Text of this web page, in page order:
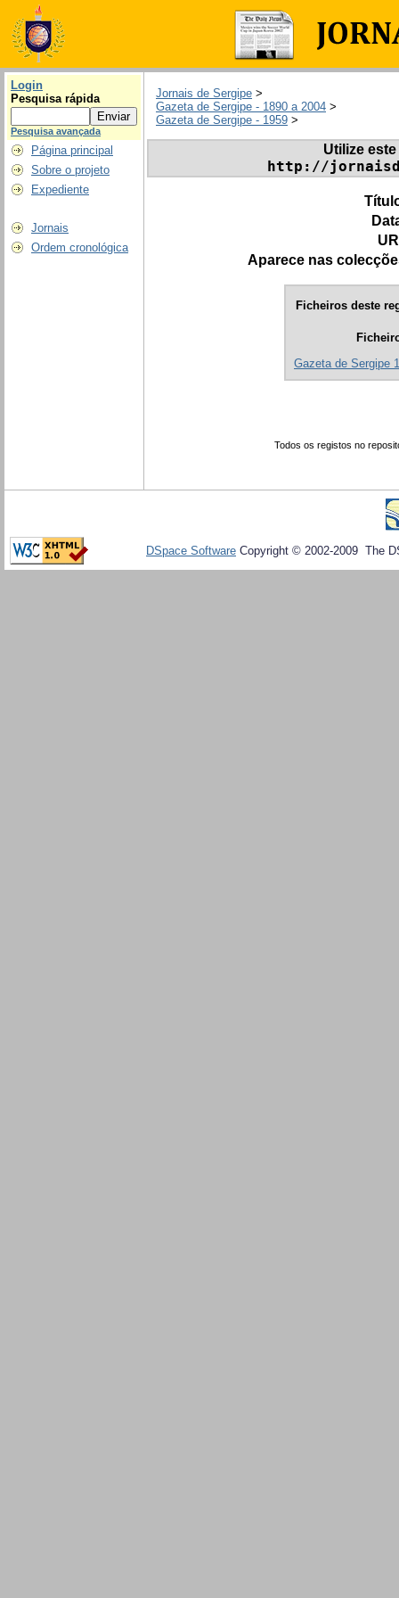
Login
Pesquisa rápida
Pesquisa avançada
Página principal
Sobre o projeto
Expediente
Jornais
Ordem cronológica
Jornais de Sergipe >
Gazeta de Sergipe - 1890 a 2004 >
Gazeta de Sergipe - 1959 >
Utilize
http://
Aparece nas
Ficheiros deste
Gazeta de Sergipe
Todos os registos no
DSpace Software Copyright © 2002-2009 The